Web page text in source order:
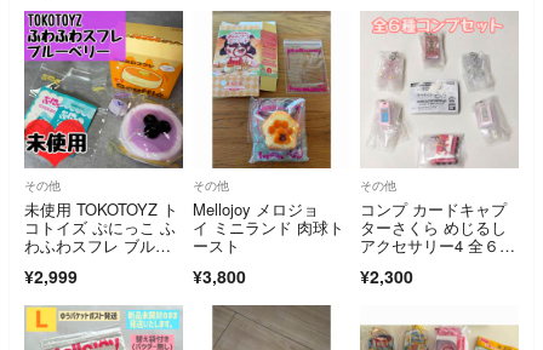
その他
未使用 TOKOTOYZ ト
コトイズ ぷにっこ ふ
わふわスフレ ブルー
クイーズ
¥2,999
その他
Mellojoy メロジョ
イ ミニランド 肉球ト
ースト
¥3,800
その他
コンプ カードキャプ
ターさくら めじるし
アクセサリー4 全６
¥2,300